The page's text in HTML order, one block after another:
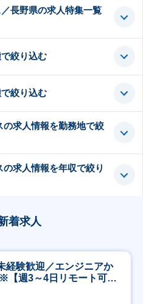
長野県の求人特集一覧
絞り込む
絞り込む
求人情報を勤務地で絞
求人情報を年収で絞り
着求人
経験歓迎／エンジニアか
【週3～4日リモート可